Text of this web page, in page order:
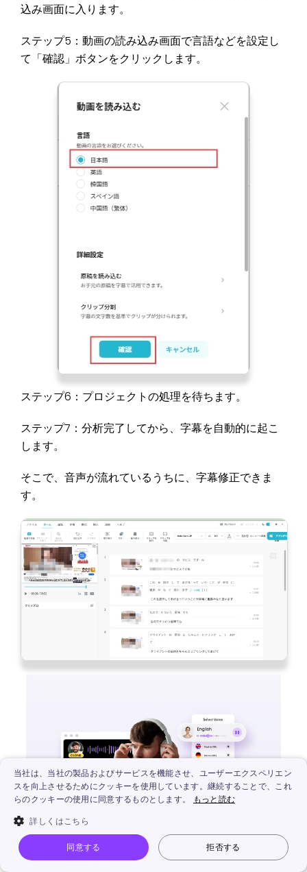
込み画面に入ります。
ステップ5：動画の読み込み画面で言語などを設定し
て「確認」ボタンをクリックします。
ステップ6：プロジェクトの処理を待ちます。
ステップ7：分析完了してから、字幕を自動的に起こ
します。
そこで、音声が流れているうちに、字幕修正できま
す。
当社は、当社の製品およびサービスを機能させ、ユーザーエクスペリエン
スを向上させるためにクッキーを使用しています。継続することで、これ
らのクッキーの使用に同意するものとします。
もっと読む
詳しくはこちら
同意する 拒否する